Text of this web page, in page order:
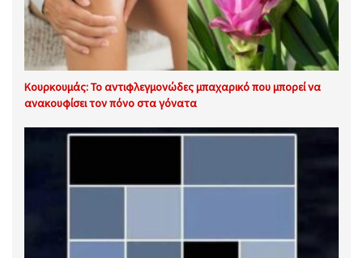
Κουρκουμάς: Το αντιφλεγμονώδες μπαχαρικό που μπορεί να
ανακουφίσει τον πόνο στα γόνατα